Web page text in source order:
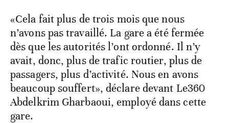
«Cela fait plus de trois mois que nous
n’avons pas travaillé. La gare a été fermée
dès que les autorités l’ont ordonné. Il n’y
avait, donc, plus de trafic routier, plus de
passagers, plus d’activité. Nous en avons
beaucoup souffert», déclare devant Le360
Abdelkrim Gharbaoui, employé dans cette
gare.